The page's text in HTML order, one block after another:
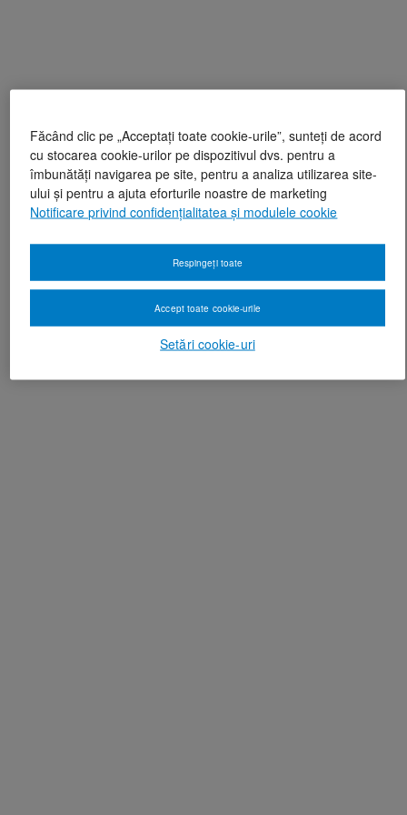
Făcând clic pe „Acceptați toate cookie-urile”, sunteți de acord
cu stocarea cookie-urilor pe dispozitivul dvs. pentru a
îmbunătăți navigarea pe site, pentru a analiza utilizarea site-
ului și pentru a ajuta eforturile noastre de marketing
Notificare privind confidențialitatea și modulele cookie
Setări cookie-uri
Respingeți toate
Accept toate cookie-urile